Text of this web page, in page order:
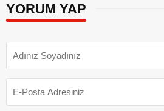
YORUM YAP